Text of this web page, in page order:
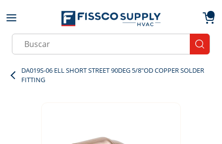
Skip to main content
Site Search
DA019S-06 ELL SHORT STREET 90DEG 5/8"OD COPPER SOLDER
FITTING